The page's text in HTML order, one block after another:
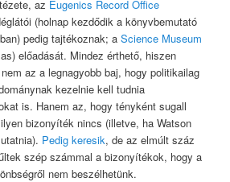
az Eugenics Record Office
(holnap kezdődik a könyvbemutató
pedig tajtékoznak; aScience Museum
előadását. Mindez érthető, hiszen
az a legnagyobb baj, hogy politikailag
kezelnie kell tudnia
is. Hanem az, hogy tényként sugall
bizonyíték nincs (illetve, ha Watson
Pedig keresik, de az elmúlt száz
szép számmal a bizonyítékok, hogy a
nem beszélhetünk.